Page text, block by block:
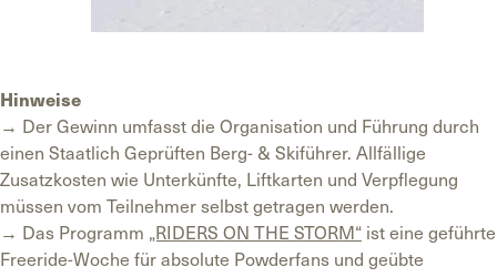
Hinweise
→ Der Gewinn umfasst die Organisation und Führung durch
einen Staatlich Geprüften Berg- & Skiführer. Allfällige
Zusatzkosten wie Unterkünfte, Liftkarten und Verpflegung
müssen vom Teilnehmer selbst getragen werden.
→ Das Programm „RIDERS ON THE STORM“ ist eine geführte
Freeride-Woche für absolute Powderfans und geübte